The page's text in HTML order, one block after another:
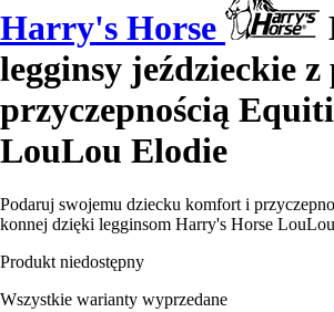
Harry's Horse
legginsy jeździeckie z
przyczepnością
LouLou Elodie
Podaruj swojemu dziecku komfort i
konnej dzięki legginsom Harry's Horse
Produkt niedostępny
Wszystkie warianty wyprzedane